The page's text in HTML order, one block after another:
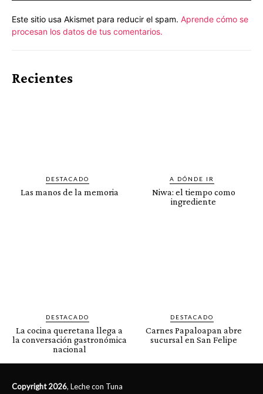
Este sitio usa Akismet para reducir el spam. Aprende cómo se
procesan los datos de tus comentarios.
Recientes
DESTACADO
Las manos de la memoria
A DÓNDE IR
Niwa: el tiempo como
ingrediente
DESTACADO
La cocina queretana llega a
la conversación gastronómica
nacional
DESTACADO
Carnes Papaloapan abre
sucursal en San Felipe
Copyright 2026, Leche con Tuna